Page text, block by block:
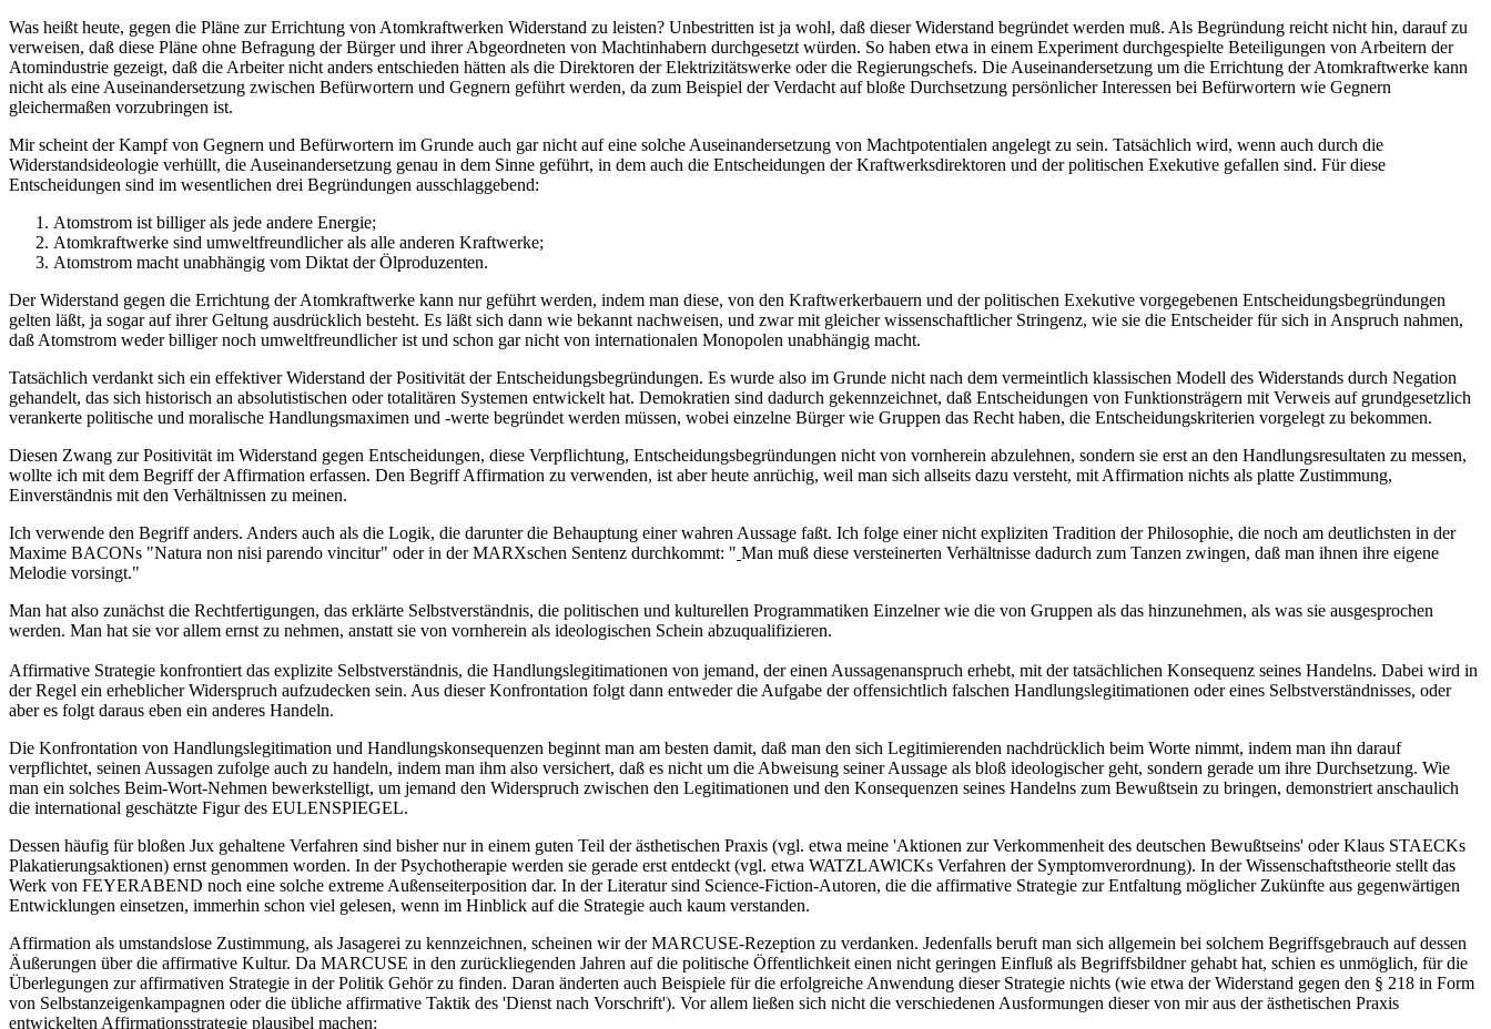
Was heißt heute, gegen die Pläne zur Errichtung von Atomkraftwerken Widerstand zu leisten? Unbestritten ist ja wohl, daß dieser Widerstand begründet werden muß. Als Begründung reicht nicht hin, darauf zu
verweisen, daß diese Pläne ohne Befragung der Bürger und ihrer Abgeordneten von Machtinhabern durchgesetzt würden. So haben etwa in einem Experiment durchgespielte Beteiligungen von Arbeitern der
Atomindustrie gezeigt, daß die Arbeiter nicht anders entschieden hätten als die Direktoren der Elektrizitätswerke oder die Regierungschefs. Die Auseinandersetzung um die Errichtung der Atomkraftwerke kann
nicht als eine Auseinandersetzung zwischen Befürwortern und Gegnern geführt werden, da zum Beispiel der Verdacht auf bloße Durchsetzung persönlicher Interessen bei Befürwortern wie Gegnern
gleichermaßen vorzubringen ist.
Mir scheint der Kampf von Gegnern und Befürwortern im Grunde auch gar nicht auf eine solche Auseinandersetzung von Machtpotentialen angelegt zu sein. Tatsächlich wird, wenn auch durch die
Widerstandsideologie verhüllt, die Auseinandersetzung genau in dem Sinne geführt, in dem auch die Entscheidungen der Kraftwerksdirektoren und der politischen Exekutive gefallen sind. Für diese
Entscheidungen sind im wesentlichen drei Begründungen ausschlaggebend:
Atomstrom ist billiger als jede andere Energie;
Atomkraftwerke sind umweltfreundlicher als alle anderen Kraftwerke;
Atomstrom macht unabhängig vom Diktat der Ölproduzenten.
Der Widerstand gegen die Errichtung der Atomkraftwerke kann nur geführt werden, indem man diese, von den Kraftwerkerbauern und der politischen Exekutive vorgegebenen Entscheidungsbegründungen
gelten läßt, ja sogar auf ihrer Geltung ausdrücklich besteht. Es läßt sich dann wie bekannt nachweisen, und zwar mit gleicher wissenschaftlicher Stringenz, wie sie die Entscheider für sich in Anspruch nahmen,
daß Atomstrom weder billiger noch umweltfreundlicher ist und schon gar nicht von internationalen Monopolen unabhängig macht.
Tatsächlich verdankt sich ein effektiver Widerstand der Positivität der Entscheidungsbegründungen. Es wurde also im Grunde nicht nach dem vermeintlich klassischen Modell des Widerstands durch Negation
gehandelt, das sich historisch an absolutistischen oder totalitären Systemen entwickelt hat. Demokratien sind dadurch gekennzeichnet, daß Entscheidungen von Funktionsträgern mit Verweis auf grundgesetzlich
verankerte politische und moralische Handlungsmaximen und -werte begründet werden müssen, wobei einzelne Bürger wie Gruppen das Recht haben, die Entscheidungskriterien vorgelegt zu bekommen.
Diesen Zwang zur Positivität im Widerstand gegen Entscheidungen, diese Verpflichtung, Entscheidungsbegründungen nicht von vornherein abzulehnen, sondern sie erst an den Handlungsresultaten zu messen,
wollte ich mit dem Begriff der Affirmation erfassen. Den Begriff Affirmation zu verwenden, ist aber heute anrüchig, weil man sich allseits dazu versteht, mit Affirmation nichts als platte Zustimmung,
Einverständnis mit den Verhältnissen zu meinen.
Ich verwende den Begriff anders. Anders auch als die Logik, die darunter die Behauptung einer wahren Aussage faßt. Ich folge einer nicht expliziten Tradition der Philosophie, die noch am deutlichsten in der
Maxime BACONs "Natura non nisi parendo vincitur" oder in der MARXschen Sentenz durchkommt: " Man muß diese versteinerten Verhältnisse dadurch zum Tanzen zwingen, daß man ihnen ihre eigene
Melodie vorsingt."
Man hat also zunächst die Rechtfertigungen, das erklärte Selbstverständnis, die politischen und kulturellen Programmatiken Einzelner wie die von Gruppen als das hinzunehmen, als was sie ausgesprochen
werden. Man hat sie vor allem ernst zu nehmen, anstatt sie von vornherein als ideologischen Schein abzuqualifizieren.
Affirmative Strategie konfrontiert das explizite Selbstverständnis, die Handlungslegitimationen von jemand, der einen Aussagenanspruch erhebt, mit der tatsächlichen Konsequenz seines Handelns. Dabei wird in
der Regel ein erheblicher Widerspruch aufzudecken sein. Aus dieser Konfrontation folgt dann entweder die Aufgabe der offensichtlich falschen Handlungslegitimationen oder eines Selbstverständnisses, oder
aber es folgt daraus eben ein anderes Handeln.
Die Konfrontation von Handlungslegitimation und Handlungskonsequenzen beginnt man am besten damit, daß man den sich Legitimierenden nachdrücklich beim Worte nimmt, indem man ihn darauf
verpflichtet, seinen Aussagen zufolge auch zu handeln, indem man ihm also versichert, daß es nicht um die Abweisung seiner Aussage als bloß ideologischer geht, sondern gerade um ihre Durchsetzung. Wie
man ein solches Beim-Wort-Nehmen bewerkstelligt, um jemand den Widerspruch zwischen den Legitimationen und den Konsequenzen seines Handelns zum Bewußtsein zu bringen, demonstriert anschaulich
die international geschätzte Figur des EULENSPIEGEL.
Dessen häufig für bloßen Jux gehaltene Verfahren sind bisher nur in einem guten Teil der ästhetischen Praxis (vgl. etwa meine 'Aktionen zur Verkommenheit des deutschen Bewußtseins' oder Klaus STAECKs
Plakatierungsaktionen) ernst genommen worden. In der Psychotherapie werden sie gerade erst entdeckt (vgl. etwa WATZLAWlCKs Verfahren der Symptomverordnung). In der Wissenschaftstheorie stellt das
Werk von FEYERABEND noch eine solche extreme Außenseiterposition dar. In der Literatur sind Science-Fiction-Autoren, die die affirmative Strategie zur Entfaltung möglicher Zukünfte aus gegenwärtigen
Entwicklungen einsetzen, immerhin schon viel gelesen, wenn im Hinblick auf die Strategie auch kaum verstanden.
Affirmation als umstandslose Zustimmung, als Jasagerei zu kennzeichnen, scheinen wir der MARCUSE-Rezeption zu verdanken. Jedenfalls beruft man sich allgemein bei solchem Begriffsgebrauch auf dessen
Äußerungen über die affirmative Kultur. Da MARCUSE in den zurückliegenden Jahren auf die politische Öffentlichkeit einen nicht geringen Einfluß als Begriffsbildner gehabt hat, schien es unmöglich, für die
Überlegungen zur affirmativen Strategie in der Politik Gehör zu finden. Daran änderten auch Beispiele für die erfolgreiche Anwendung dieser Strategie nichts (wie etwa der Widerstand gegen den § 218 in Form
von Selbstanzeigenkampagnen oder die übliche affirmative Taktik des 'Dienst nach Vorschrift'). Vor allem ließen sich nicht die verschiedenen Ausformungen dieser von mir aus der ästhetischen Praxis
entwickelten Affirmationsstrategie plausibel machen: